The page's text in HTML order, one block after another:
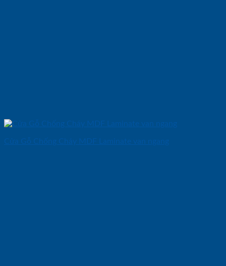
Cửa Gỗ Chống Cháy MDF Laminate van ngang